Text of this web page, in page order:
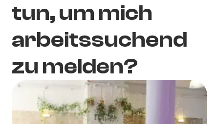
tun, um mich
arbeitssuchend
zu melden?